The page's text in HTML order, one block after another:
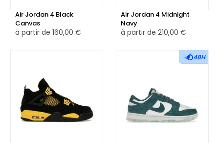
Jumpman, brodé sur la languette, reste fidèle à cette
même teinte.
La semelle intermédiaire, en blanc cassé, intègre une unité
Air-Sole visible au talon pour garantir un amorti fiable au
quotidien. Elle repose sur une semelle extérieure en
caoutchouc gris clair, assurant une bonne traction et une
durabilité optimale.
Disponible également en version reconditionnée, la Air
Air Jordan 4 Black
Canvas
à partir de 160,00 €
Air Jordan 4 Midnight
Navy
à partir de 210,00 €
48H